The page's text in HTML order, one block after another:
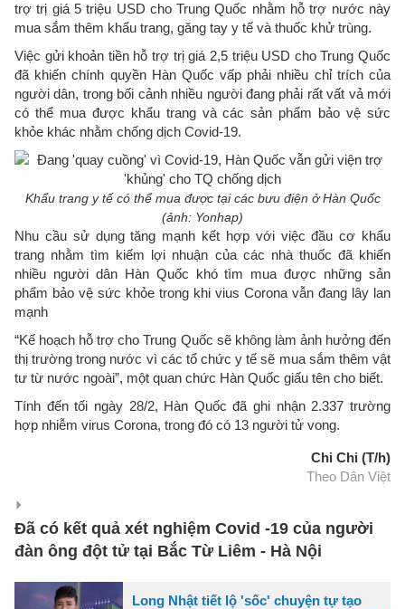
trợ trị giá 5 triệu USD cho Trung Quốc nhằm hỗ trợ nước này
mua sắm thêm khẩu trang, găng tay y tế và thuốc khử trùng.
Việc gửi khoản tiền hỗ trợ trị giá 2,5 triệu USD cho Trung Quốc
đã khiến chính quyền Hàn Quốc vấp phải nhiều chỉ trích của
người dân, trong bối cảnh nhiều người đang phải rất vất vả mới
có thể mua được khẩu trang và các sản phẩm bảo vệ sức
khỏe khác nhằm chống dịch Covid-19.
Khẩu trang y tế có thể mua được tại các bưu điện ở Hàn Quốc
(ảnh: Yonhap)
Nhu cầu sử dụng tăng mạnh kết hợp với việc đầu cơ khẩu
trang nhằm tìm kiếm lợi nhuận của các nhà thuốc đã khiến
nhiều người dân Hàn Quốc khó tìm mua được những sản
phẩm bảo vệ sức khỏe trong khi vius Corona vẫn đang lây lan
mạnh
“Kế hoạch hỗ trợ cho Trung Quốc sẽ không làm ảnh hưởng đến
thị trường trong nước vì các tổ chức y tế sẽ mua sắm thêm vật
tư từ nước ngoài”, một quan chức Hàn Quốc giấu tên cho biết.
Tính đến tối ngày 28/2, Hàn Quốc đã ghi nhận 2.337 trường
hợp nhiễm virus Corona, trong đó có 13 người tử vong.
Chi Chi (T/h)
Theo Dân Việt
Đã có kết quả xét nghiệm Covid -19 của người
đàn ông đột tử tại Bắc Từ Liêm - Hà Nội
Long Nhật tiết lộ 'sốc' chuyện tự tạo